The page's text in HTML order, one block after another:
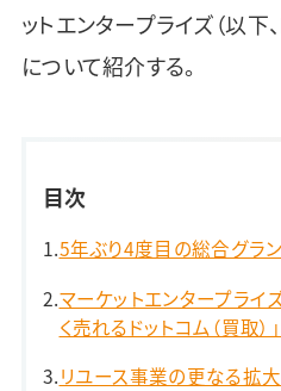
ットエンタープライズ（以下
について紹介する。
目次
5年ぶり4度目の総合グラン
マーケットエンタープライ
く売れるドットコム（買取）
リユース事業の更なる拡